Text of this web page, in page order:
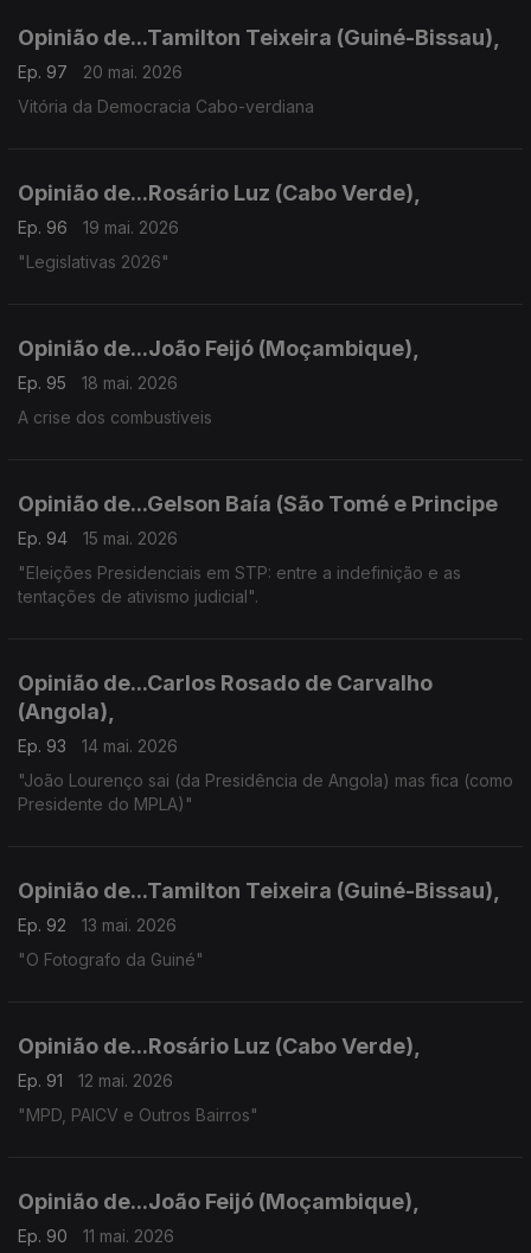
Opinião de...Tamilton Teixeira (Guiné-Bissau),
Ep. 97
20 mai. 2026
Vitória da Democracia Cabo-verdiana
Opinião de...Rosário Luz (Cabo Verde),
Ep. 96
19 mai. 2026
"Legislativas 2026"
Opinião de...João Feijó (Moçambique),
Ep. 95
18 mai. 2026
A crise dos combustíveis
Opinião de...Gelson Baía (São Tomé e Principe
Ep. 94
15 mai. 2026
"Eleições Presidenciais em STP: entre a indefinição e as
tentações de ativismo judicial".
Opinião de...Carlos Rosado de Carvalho
(Angola),
Ep. 93
14 mai. 2026
"João Lourenço sai (da Presidência de Angola) mas fica (como
Presidente do MPLA)"
Opinião de...Tamilton Teixeira (Guiné-Bissau),
Ep. 92
13 mai. 2026
"O Fotografo da Guiné"
Opinião de...Rosário Luz (Cabo Verde),
Ep. 91
12 mai. 2026
"MPD, PAICV e Outros Bairros"
Opinião de...João Feijó (Moçambique),
Ep. 90 11 mai. 2026